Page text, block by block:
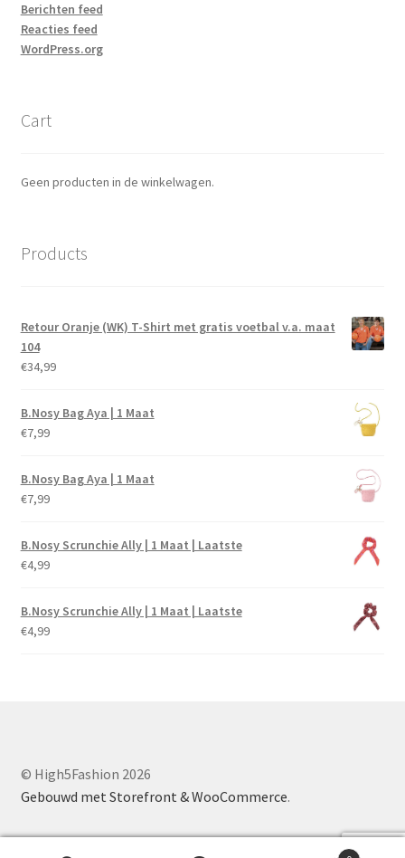
Berichten feed
Reacties feed
WordPress.org
Cart
Geen producten in de winkelwagen.
Products
Retour Oranje (WK) T-Shirt met gratis voetbal v.a. maat
104
€34,99
B.Nosy Bag Aya | 1 Maat
€7,99
B.Nosy Bag Aya | 1 Maat
€7,99
B.Nosy Scrunchie Ally | 1 Maat | Laatste
€4,99
B.Nosy Scrunchie Ally | 1 Maat | Laatste
€4,99
© High5Fashion 2026
Gebouwd met Storefront & WooCommerce.